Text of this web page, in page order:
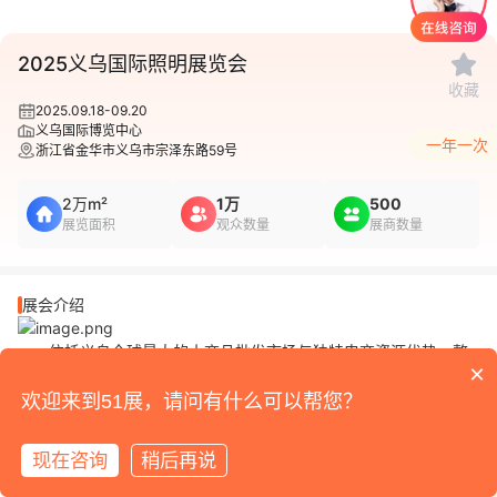
1/5
2025义乌国际照明展览会
收藏
2025.09.18-09.20
义乌国际博览中心
浙江省金华市义乌市宗泽东路59号
一年一次
2万m²
展览面积
1万
观众数量
500
展商数量
展会介绍
依托义乌全球最大的小商品批发市场与独特电商资源优势，整
举办“2025义乌国际照明展览会”。依托“照明+未来”主题，以“展贸
明产业提供更高效率、更易落地、更低成本的整体方案。
×
欢迎来到51展，请问有什么可以帮您？
现在咨询 稍后再说